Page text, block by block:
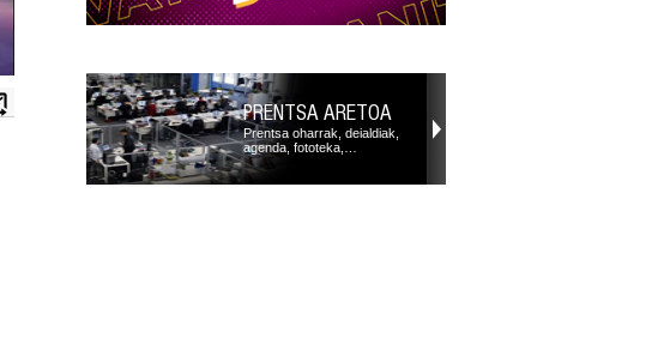
PRENTSA ARETOA
Prentsa oharrak, deialdiak,
agenda, fototeka,…